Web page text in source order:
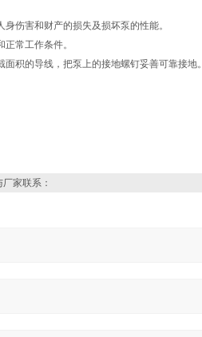
伤害和财产的损失及损坏泵的性能。
常工作条件。
积的导线，把泵上的接地螺钉妥善可靠接地。
家联系：